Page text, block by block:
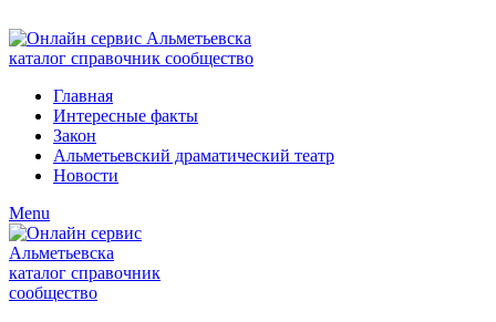
Главная
Интересные факты
Закон
Альметьевский драматический театр
Новости
Menu